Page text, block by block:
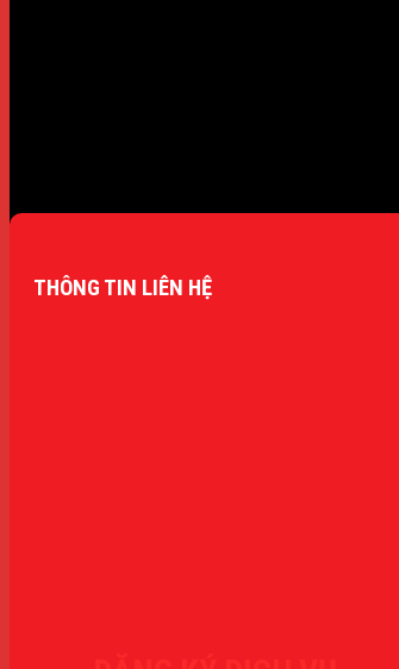
THÔNG TIN LIÊN HỆ